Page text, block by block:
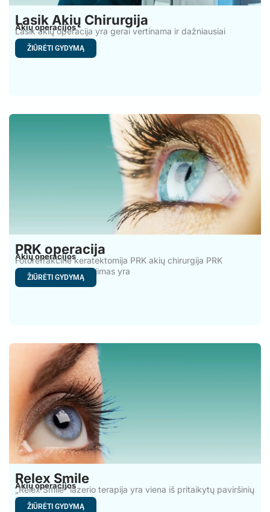
Lasik Akių Chirurgija
Akių operacijos
Lasik akių operacija yra gerai vertinama ir dažniausiai
atliekama lazerinė
ŽIŪRĖTI GYDYMĄ
PRK operacija
Akių operacijos
Fotorefrakcinė keratektomija PRK akių chirurgija PRK
operacija. Jūsų regėjimas yra
ŽIŪRĖTI GYDYMĄ
Relex Smile
Akių operacijos
„Relex Smile” lazerio terapija yra viena iš pritaikytų paviršinių
lazerio
ŽIŪRĖTI GYDYMĄ